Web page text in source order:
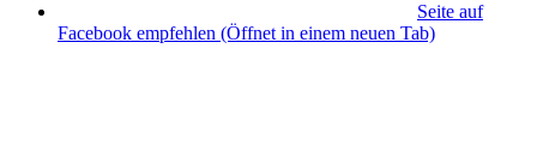
Seite auf
Facebook empfehlen (Öffnet in einem neuen Tab)